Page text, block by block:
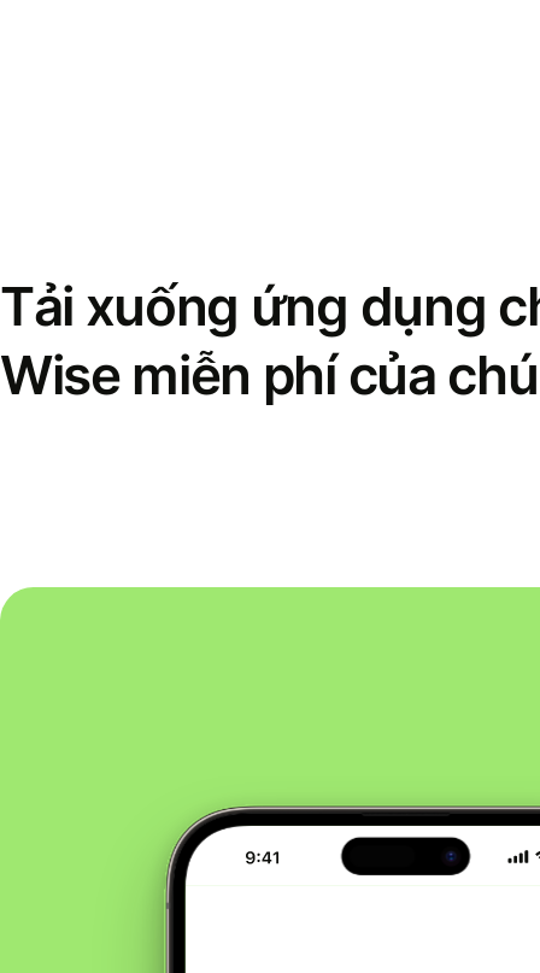
Tải xuống ứng dụng
Wise miễn phí của